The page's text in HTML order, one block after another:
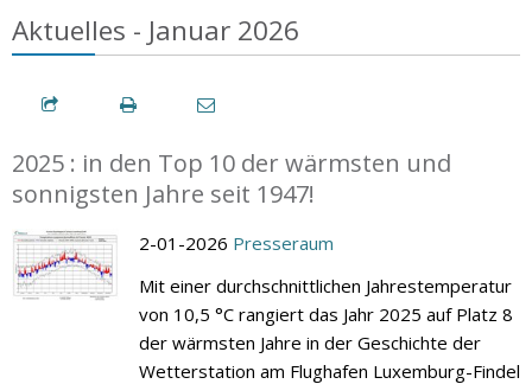
Aktuelles - Januar 2026
2025 : in den Top 10 der wärmsten und
sonnigsten Jahre seit 1947!
2-01-2026 Presseraum
Mit einer durchschnittlichen Jahrestemperatur
von 10,5 °C rangiert das Jahr 2025 auf Platz 8
der wärmsten Jahre in der Geschichte der
Wetterstation am Flughafen Luxemburg-Findel